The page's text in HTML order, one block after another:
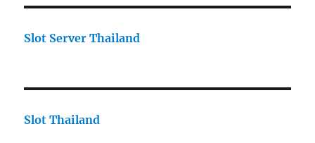
Slot Server Thailand
Slot Thailand